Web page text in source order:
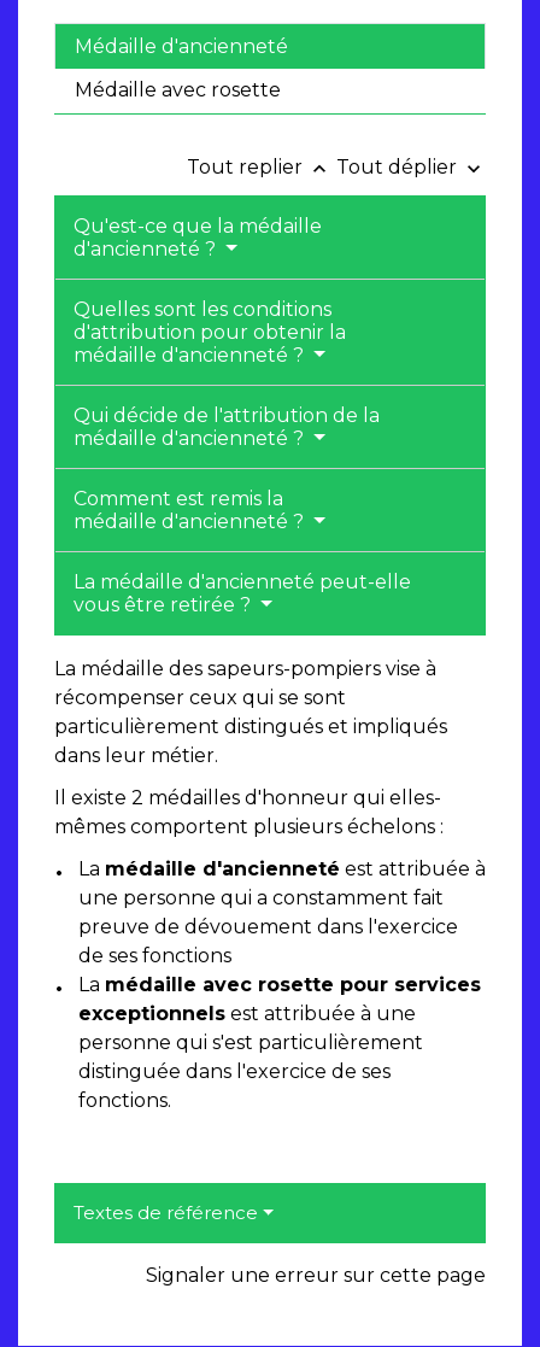
Médaille d'ancienneté
Médaille avec rosette
Tout replier keyboard_arrow_up Tout déplier keyboard_arrow_down
Qu'est-ce que la médaille
d'ancienneté ?
Quelles sont les conditions
d'attribution pour obtenir la
médaille d'ancienneté ?
Qui décide de l'attribution de la
médaille d'ancienneté ?
Comment est remis la
médaille d'ancienneté ?
La médaille d'ancienneté peut-elle
vous être retirée ?
La médaille des sapeurs-pompiers vise à
récompenser ceux qui se sont
particulièrement distingués et impliqués
dans leur métier.
Il existe 2 médailles d'honneur qui elles-
mêmes comportent plusieurs échelons :
La médaille d'ancienneté est attribuée à
une personne qui a constamment fait
preuve de dévouement dans l'exercice
de ses fonctions
La médaille avec rosette pour services
exceptionnels est attribuée à une
personne qui s'est particulièrement
distinguée dans l'exercice de ses
fonctions.
Textes de référence
Signaler une erreur sur cette page